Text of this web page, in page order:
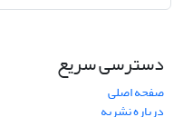
دسترسی سریع
صفحه اصلی
درباره نشریه